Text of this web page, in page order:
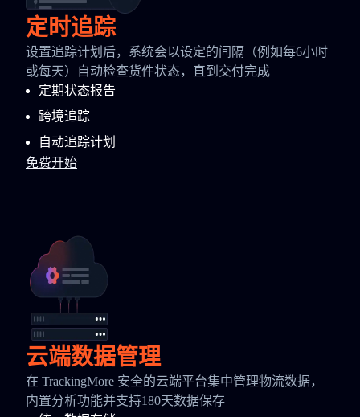
定时追踪
设置追踪计划后，系统会以设定的间隔（例如每6小时
或每天）自动检查货件状态，直到交付完成
定期状态报告
跨境追踪
自动追踪计划
免费开始
云端数据管理
在 TrackingMore 安全的云端平台集中管理物流数据，
内置分析功能并支持180天数据保存